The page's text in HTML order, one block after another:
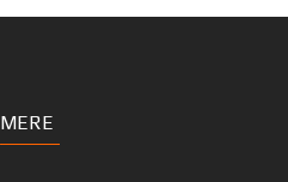
Se projekt ...
MERE